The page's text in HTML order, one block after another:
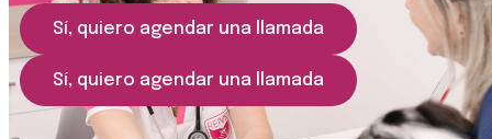
Sí, quiero agendar una llamada
Sí, quiero agendar una llamada